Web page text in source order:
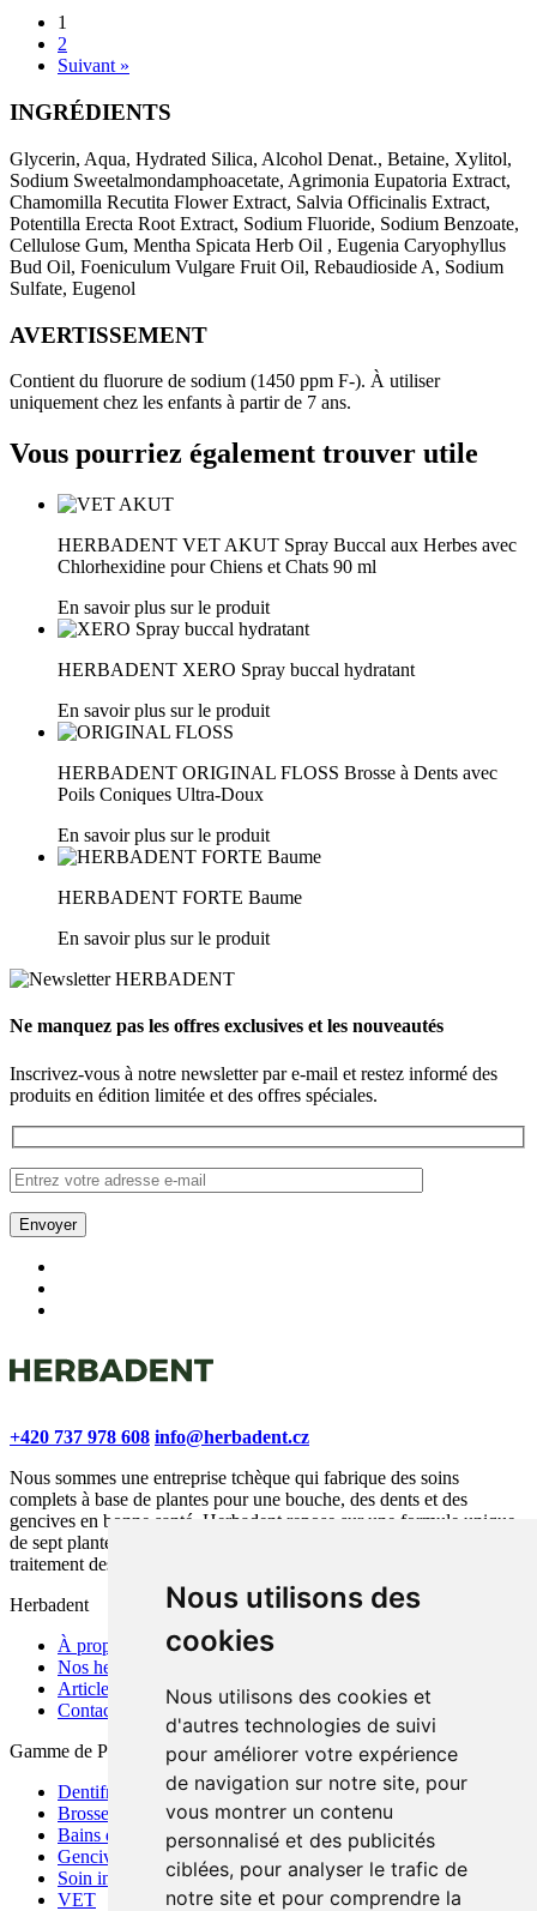
Nous utilisons des
cookies
Nous utilisons des cookies et
d'autres technologies de suivi
pour améliorer votre expérience
de navigation sur notre site, pour
vous montrer un contenu
personnalisé et des publicités
ciblées, pour analyser le trafic de
notre site et pour comprendre la
1
2
Suivant »
INGRÉDIENTS
Glycerin, Aqua, Hydrated Silica, Alcohol Denat., Betaine, Xylitol,
Sodium Sweetalmondamphoacetate, Agrimonia Eupatoria Extract,
Chamomilla Recutita Flower Extract, Salvia Officinalis Extract,
Potentilla Erecta Root Extract, Sodium Fluoride, Sodium Benzoate,
Cellulose Gum, Mentha Spicata Herb Oil , Eugenia Caryophyllus
Bud Oil, Foeniculum Vulgare Fruit Oil, Rebaudioside A, Sodium
Sulfate, Eugenol
AVERTISSEMENT
Contient du fluorure de sodium (1450 ppm F-). À utiliser
uniquement chez les enfants à partir de 7 ans.
Vous pourriez également trouver utile
HERBADENT VET AKUT Spray Buccal aux Herbes avec
Chlorhexidine pour Chiens et Chats 90 ml
En savoir plus sur le produit
HERBADENT XERO Spray buccal hydratant
En savoir plus sur le produit
HERBADENT ORIGINAL FLOSS Brosse à Dents avec
Poils Coniques Ultra-Doux
En savoir plus sur le produit
HERBADENT FORTE Baume
En savoir plus sur le produit
Ne manquez pas les offres exclusives et les nouveautés
Inscrivez-vous à notre newsletter par e-mail et restez informé des
produits en édition limitée et des offres spéciales.
+420 737 978 608 info@herbadent.cz
Nous sommes une entreprise tchèque qui fabrique des soins
complets à base de plantes pour une bouche, des dents et des
gencives en bonne santé. Herbadent repose sur une formule unique
de sept plantes médicinales, contribuant à la prévention et au
traitement des problèmes buccaux aigus.
Herbadent
À propos de nous
Nos herbes
Articles
Contact
Gamme de Produits
Dentifrices
Brosses à dents
Bains de bouche
Gencives et bouche
Soin interdentaire
VET